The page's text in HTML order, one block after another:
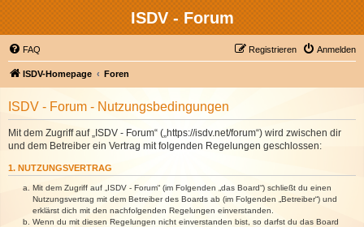
ISDV - Forum
FAQ Anmelden
Registrieren
ISDV-Homepage Foren
ISDV - Forum - Nutzungsbedingungen
Mit dem Zugriff auf „ISDV - Forum“ („https://isdv.net/forum“) wird zwischen dir
und dem Betreiber ein Vertrag mit folgenden Regelungen geschlossen:
1. NUTZUNGSVERTRAG
Mit dem Zugriff auf „ISDV - Forum“ (im Folgenden „das Board“) schließt du einen
Nutzungsvertrag mit dem Betreiber des Boards ab (im Folgenden „Betreiber“) und
erklärst dich mit den nachfolgenden Regelungen einverstanden.
Wenn du mit diesen Regelungen nicht einverstanden bist, so darfst du das Board